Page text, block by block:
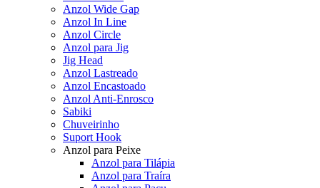
Anzol Wide Gap
Anzol In Line
Anzol Circle
Anzol para Jig
Jig Head
Anzol Lastreado
Anzol Encastoado
Anzol Anti-Enrosco
Sabiki
Chuveirinho
Suport Hook
Anzol para Peixe
Anzol para Tilápia
Anzol para Traíra